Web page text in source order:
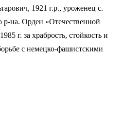
1921 г.р., уроженец с.
р-на. Орден «Отечественной
г. за храбрость, стойкость и
с немецко-фашистскими